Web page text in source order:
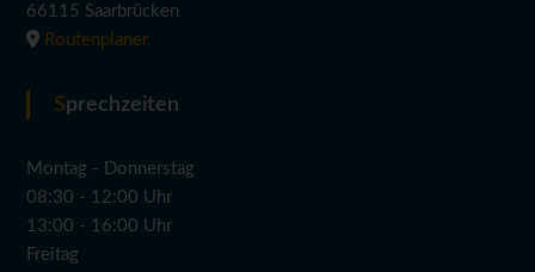
66115 Saarbrücken
Routenplaner
Sprechzeiten
Montag - Donnerstag
08:30 - 12:00 Uhr
13:00 - 16:00 Uhr
Freitag